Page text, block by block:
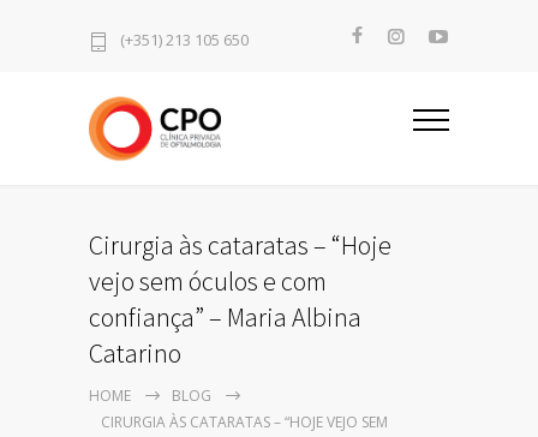
(+351) 213 105 650
Cirurgia às cataratas – “Hoje
vejo sem óculos e com
confiança” – Maria Albina
Catarino
HOME
BLOG
CIRURGIA ÀS CATARATAS – “HOJE VEJO SEM